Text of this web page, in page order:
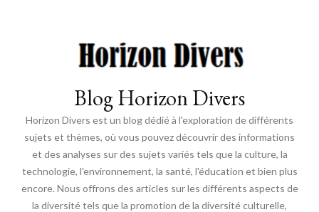
Blog Horizon Divers
Horizon Divers est un blog dédié à l'exploration de différents
sujets et thèmes, où vous pouvez découvrir des informations
et des analyses sur des sujets variés tels que la culture, la
technologie, l'environnement, la santé, l'éducation et bien plus
encore. Nous offrons des articles sur les différents aspects de
la diversité tels que la promotion de la diversité culturelle,